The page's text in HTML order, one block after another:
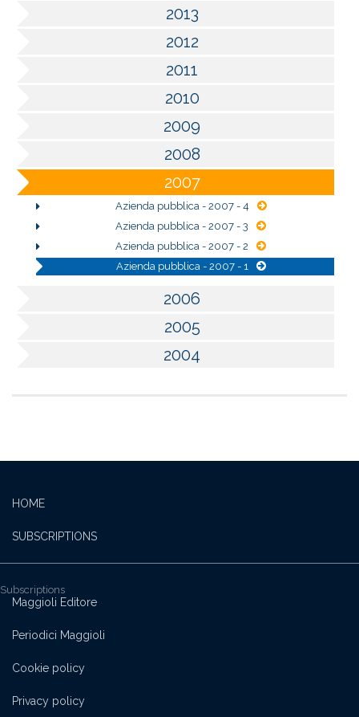
2013
2012
2011
2010
2009
2008
2007
Azienda pubblica - 2007 - 4
Azienda pubblica - 2007 - 3
Azienda pubblica - 2007 - 2
Azienda pubblica - 2007 - 1
2006
2005
2004
HOME
SUBSCRIPTIONS
Subscriptions
Maggioli Editore
Periodici Maggioli
Cookie policy
Privacy policy